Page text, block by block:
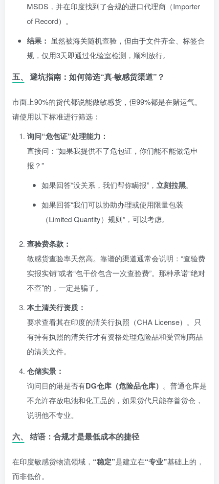
MSDS，并在印度找到了合规的进口代理商（Importer
of Record）。
结果： 虽然被海关随机查验，但由于文件齐全、标签合
规，仅用3天即通过化验室检测，顺利放行。
五、 避坑指南：如何筛选“真·敏感货渠道”？
市面上90%的货代都说能做敏感货，但99%都是在赌运气。
请使用以下标准进行筛选：
询问“危包证”处理能力：
直接问：“如果我提供不了危包证，你们能不能做危申
报？”
如果回答“没关系，我们帮你瞒报”， 立刻拉黑。
如果回答“我们可以协助办理或使用限量包装
（Limited Quantity）规则”，可以考虑。
查验费条款：
敏感货查验率天然高。靠谱的渠道通常会说明：“查验费
实报实销”或者“包干价包含一次查验费”。那种承诺“绝对
不查”的，一定是骗子。
本土清关行资质：
要求查看其在印度的清关行执照（CHA License）。只
有持有执照的清关行才有资格处理危险品和受管制商品
的清关文件。
仓储实景：
询问目的港是否有DG仓库（危险品仓库） 。普通仓库是
不允许存放电池和化工品的，如果货代只能存普货仓，
说明他不专业。
六、 结语：合规才是最低成本的捷径
在印度敏感货物流领域， “稳定”是建立在“专业”基础上的，
而非低价。